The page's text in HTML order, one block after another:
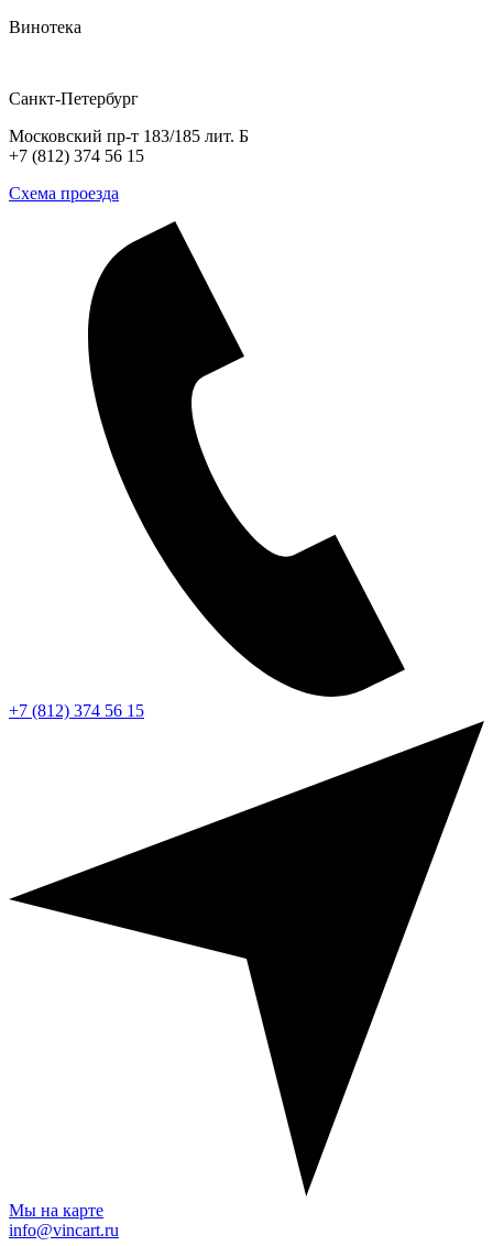
Винотека
Санкт-Петербург
Московский пр-т 183/185 лит. Б
+7 (812) 374 56 15
Схема проезда
+7 (812) 374 56 15
Мы на карте
info@vincart.ru